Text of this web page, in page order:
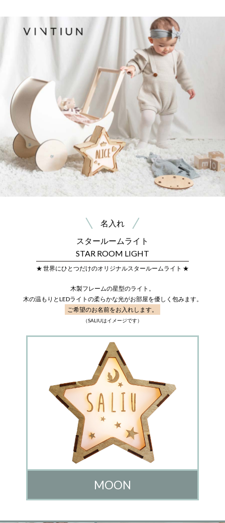
名入れ
スタールームライト
STAR ROOM LIGHT
★ 世界にひとつだけのオリジナルスタールームライト ★
木製フレームの星型のライト。
木の温もりとLEDライトの柔らかな光がお部屋を優しく包みます。
ご希望のお名前をお入れします。
（SALIUはイメージです）
MOON